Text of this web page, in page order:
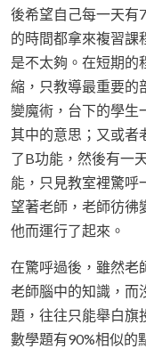
後希望自己每一天有
的時間都拿來複習課
是不太夠。在短期的
縮，只教導最重要的
變魔術，台下的學生
其中的意思；又或者
了B功能，然後有一
能，只見教室裡驚呼
望著老師，老師彷彿
他而運行了起來。
在驚呼過後，雖然老
老師腦中的知識，而
題，往往只能舉白旗
數學題有90%相似的